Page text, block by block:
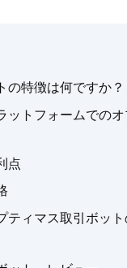
の特徴は何ですか？
ットフォームでの
点
ティマス取引ボッ